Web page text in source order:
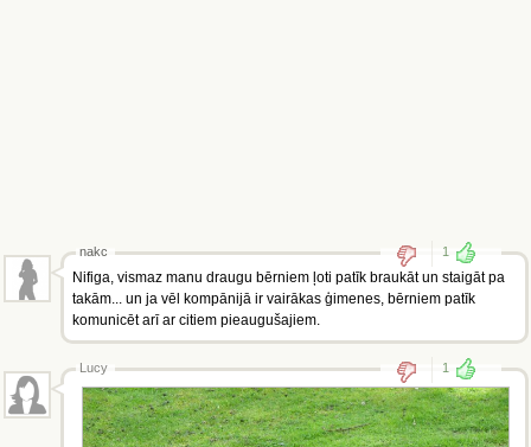
nakc 1
Nifiga, vismaz manu draugu bērniem ļoti patīk braukāt un staigāt pa
takām... un ja vēl kompānijā ir vairākas ģimenes, bērniem patīk
komunicēt arī ar citiem pieaugušajiem.
Lucy 1